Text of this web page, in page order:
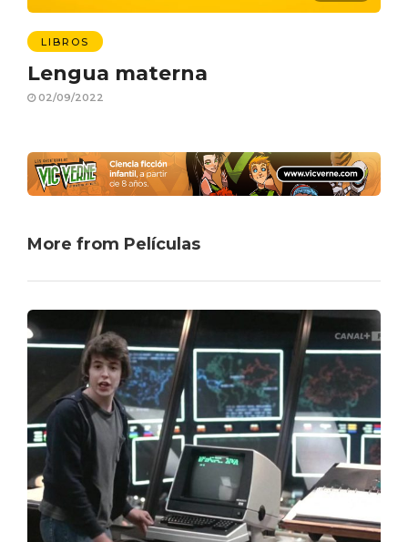
LIBROS
Lengua materna
02/09/2022
More from Películas